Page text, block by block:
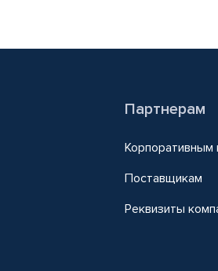
Партнерам
Корпоративным
Поставщикам
Реквизиты